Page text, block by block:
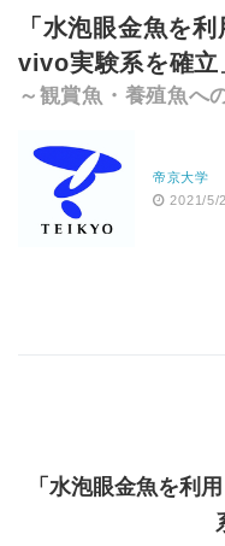
「水泡眼金魚を
vivo実験系を確立
～観賞魚・養殖魚へ
帝京大学
2021/5/
「水泡眼金魚を利